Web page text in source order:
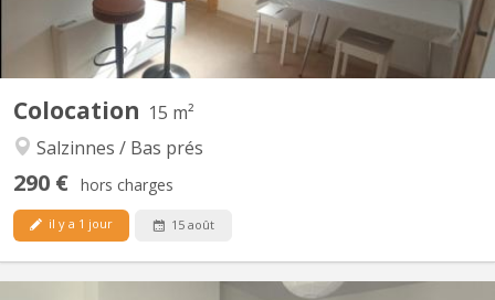
Colocation 15 m²
Salzinnes / Bas prés
290 € hors charges
il y a 1 jour 15 août